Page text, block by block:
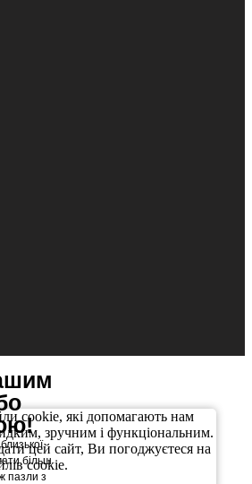
більш
пазли з
cookie, які допомагають нам
зручним і функціональним.
цей сайт, Ви погоджуєтеся на
cookie.